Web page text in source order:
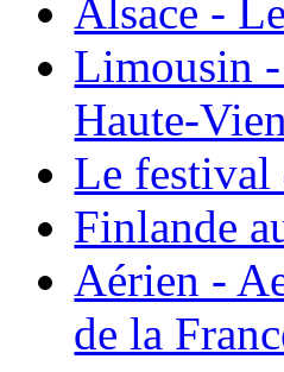
Alsace -
Limousin -
Haute-
Le festival
Finlande
Aérien -
de la